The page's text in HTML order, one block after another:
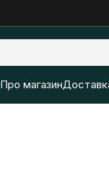
Про магазин